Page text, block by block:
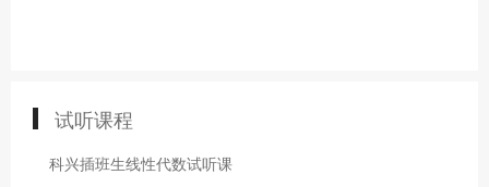
试听课程
科兴插班生线性代数试听课